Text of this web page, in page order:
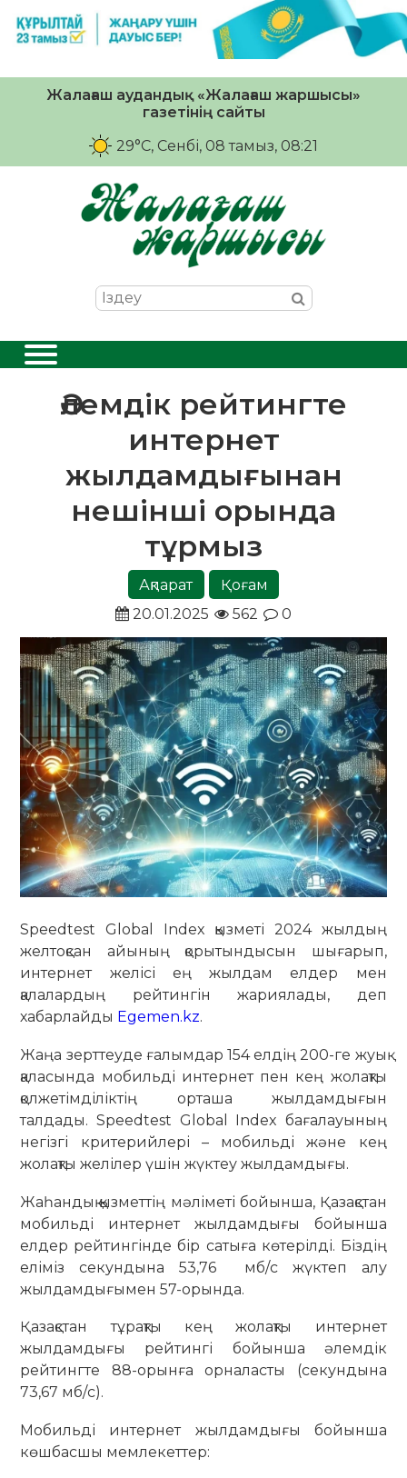
Жалағаш аудандық «Жалағаш жаршысы»
газетінің сайты
29°C, Сенбі, 08 тамыз, 08:21
Әлемдік рейтингте
интернет
жылдамдығынан
нешінші орында
тұрмыз
Ақпарат
Қоғам
20.01.2025
562 0
Speedtest Global Index қызметі 2024 жылдың
желтоқсан айының қорытындысын шығарып,
интернет желісі ең жылдам елдер мен
қалалардың рейтингін жариялады, деп
хабарлайды Egemen.kz.
Жаңа зерттеуде ғалымдар 154 елдің 200-ге жуық
қаласында мобильді интернет пен кең жолақты
қолжетімділіктің орташа жылдамдығын
талдады. Speedtest Global Index бағалауының
негізгі критерийлері – мобильді және кең
жолақты желілер үшін жүктеу жылдамдығы.
Жаһандық қызметтің мәліметі бойынша, Қазақстан
мобильді интернет жылдамдығы бойынша
елдер рейтингінде бір сатыға көтерілді. Біздің
еліміз секундына 53,76 мб/с жүктеп алу
жылдамдығымен 57-орында.
Қазақстан тұрақты кең жолақты интернет
жылдамдығы рейтингі бойынша әлемдік
рейтингте 88-орынға орналасты (секундына
73,67 мб/с).
Мобильді интернет жылдамдығы бойынша
көшбасшы мемлекеттер: